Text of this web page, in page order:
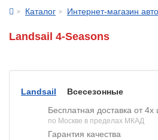
Каталог Интернет-магазин
Landsail 4-Seasons
Landsail
Всесезонные
Бесплатная доставка от 4х
по Москве в пределах МКАД
Гарантия качества